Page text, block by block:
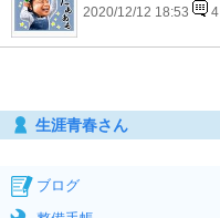
2020/12/12 18:53 4
生涯青春さん
ブログ